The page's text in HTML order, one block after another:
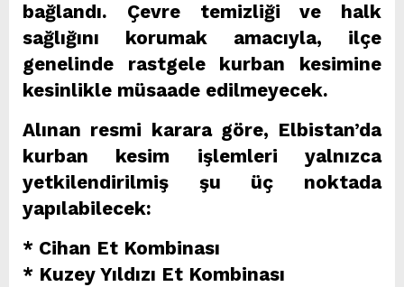
bağlandı. Çevre temizliği ve halk
sağlığını korumak amacıyla, ilçe
genelinde rastgele kurban kesimine
kesinlikle müsaade edilmeyecek.
Alınan resmi karara göre, Elbistan’da
kurban kesim işlemleri yalnızca
yetkilendirilmiş şu üç noktada
yapılabilecek:
* Cihan Et Kombinası
* Kuzey Yıldızı Et Kombinası